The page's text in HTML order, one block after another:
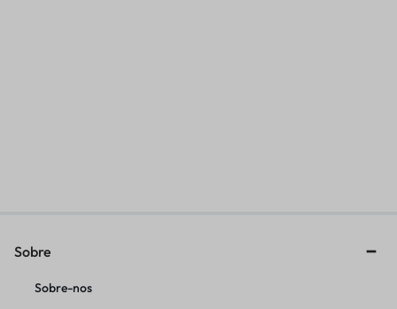
Sobre
Sobre-nos